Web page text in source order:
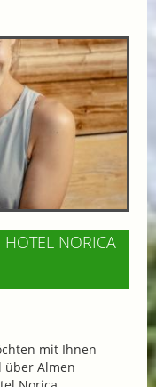
NORICA
mit Ihnen
über Almen